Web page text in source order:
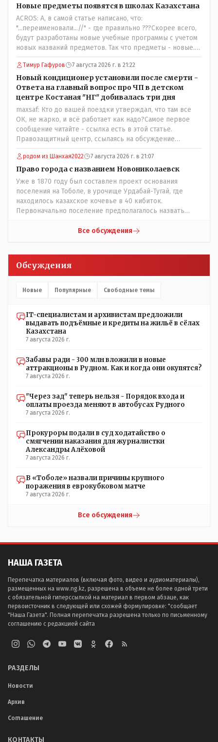
трагедии, то есть 29 июля, когда спешно установили и
воду, и новые кондиционеры, и впервые поставили
температурный режим на контроль. То есть первая
часть - информация до трагедии, вторая часть -
информация после трагедии, когда все уже было
Новые предметы появятся в школах Казахстана
ACROS: А, в самой статье написано, что:
"...переименовали...//" - где правильно ???Скорее всего,
будут разработаны новые учебные программы с учетом
новых названий предметов. Так что предметы - новые.
Хоть и переименованные)
Тимур Гафуров 7 августа 2026 г. в 21:22
Новый кондиционер установили после смерти -
Ответа на главный вопрос про ЧП в детском
центре Костаная "НГ" добивалась три дня
maxsaf: Кто до вашей поездки утверждал, что там все
ОК, не жарко, и всё работает как надо?Самое первое
сообщение читайте - ссылка есть в этой статье.
Правозащитный центр, ссылаясь на обсуждение
сотрудников интерната в рабочем чате, которые
прислали ему в виде аудиосообщений, пишет, что
воспитатели долго добивались установки
кондиционеров в помещениях, где есть дети, однако к
настоящему времени их установили только в
помещениях, предназначенных для административно-
управленческого персонала. И Также в каждой группе
установлены кондиционеры, питьевой и температурный
режимы, которые взяты на особый контроль, учитывая
погодные условия в это лето. Мы решили. что это -
родом из Шанхая2022 7 августа 2026 г. в 21:07
Право города с названием Новониколаевск
Уже в 1870 году был составлен проект основания
поселения на Тоболе, в урочище Урдабай-Тугай, где
находилось казахское кочевье в 40 кибиток.
Первоначально поселение предполагалось назвать
что комиссии ономастической надо ознакомиться с
Урдабай таким образом они убьют сразу двух зайцев
царского и коммуняцкого....и справедливость
Все обсуждения
Обсуждения
Новые Популярные Свободные темы
IT-специалистам и архивистам предложили
выдавать подъёмные и кредиты на жильё в сёлах
Казахстана
7 августа 2026 г.
Забавы ради - 300 млн вложили в новые
аттракционы в Рудном. Как и когда они окупятся?
7 августа 2026 г.
"Через зад" теперь нельзя - Порядок входа и
оплаты проезда меняют в автобусах Рудного
7 августа 2026 г.
Прокуроры подали в суд ходатайство о
смягчении наказания для журналистки
Александры Алёховой
7 августа 2026 г.
В «Тоболе» назвали причины крупного
поражения в еврокубковом матче
7 августа 2026 г.
Все обсуждения
НАША ГАЗЕТА
Перепечатка материалов (включая фото, видео и аудиоматериалы),
размещенных на www.ng.kz, разрешена в объеме не более одной трети
с обязательной гиперссылкой на материал в первом абзаце, как
первоисточник в следующей или схожей формулировке: "сообщает
"Наша Газета". Полная перепечатка разрешена только по письменному
соглашению с редакцией сайта
РАЗДЕЛЫ
Новости
Архив
Соглашение
КОНТАКТЫ